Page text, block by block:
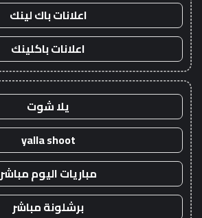
اعلانات باك لينك
اعلانات باكلينك
يلا شوت
yalla shoot
مباريات اليوم مباشر
برشلونة مباشر